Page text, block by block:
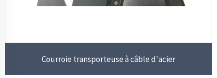
Courroie transporteuse à câble d'acier